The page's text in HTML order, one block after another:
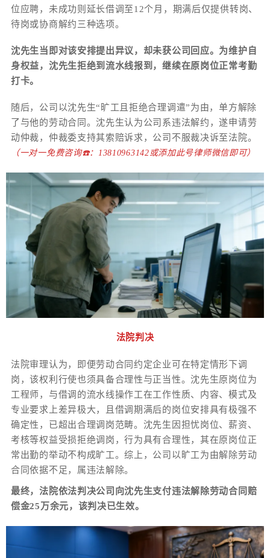
位应聘，未成功则延长借调至12个月，期满后仅提供转岗、
待岗或协商解约三种选项。
沈先生当即对该安排提出异议，却未获公司回应。为维护自
身权益，沈先生拒绝到流水线报到，继续在原岗位正常考勤
打卡。
随后，公司以沈先生“旷工且拒绝合理调遣”为由，单方解除
了与他的劳动合同。沈先生认为公司系违法解约，遂申请劳
动仲裁，仲裁委支持其索赔诉求，公司不服裁决诉至法院。
（一对一免费咨询☎️：13810963142或添加此号律师微信即可）
法院判决
法院审理认为，即便劳动合同约定企业可在特定情形下调
岗，该权利行使也须具备合理性与正当性。沈先生原岗位为
工程师，与借调的流水线操作工在工作性质、内容、模式及
专业要求上差异极大，且借调期满后的岗位安排具有极强不
确定性，已超出合理调岗范畴。沈先生因担忧岗位、薪资、
考核等权益受损拒绝调岗，行为具有合理性，其在原岗位正
常出勤的举动不构成旷工。综上，公司以旷工为由解除劳动
合同依据不足，属违法解除。
最终，法院依法判决公司向沈先生支付违法解除劳动合同赔
偿金25万余元，该判决已生效。